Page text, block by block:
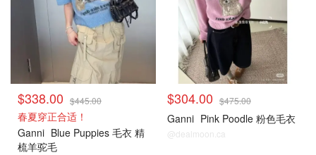
$338.00 $445.00
春夏穿正合适！
Ganni Blue Puppies 毛衣 精
梳羊驼毛
$304.00 $475.00
Ganni Pink Poodle 粉色毛衣
@dealmoon.ca